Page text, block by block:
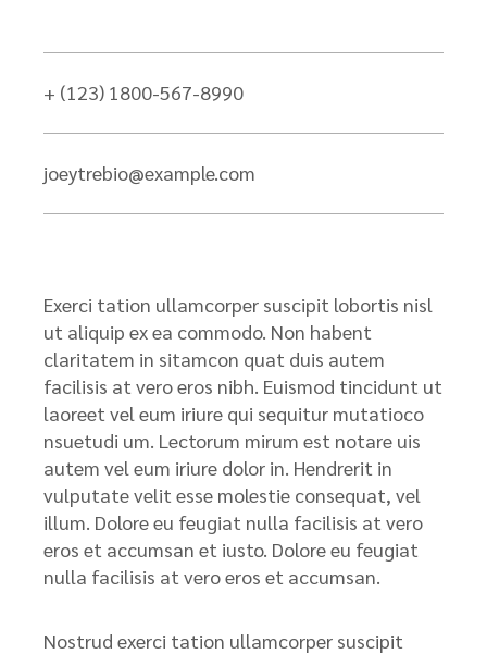
+ (123) 1800-567-8990
joeytrebio@example.com
Exerci tation ullamcorper suscipit lobortis nisl
ut aliquip ex ea commodo. Non habent
claritatem in sitamcon quat duis autem
facilisis at vero eros nibh. Euismod tincidunt ut
laoreet vel eum iriure qui sequitur mutatioco
nsuetudi um. Lectorum mirum est notare uis
autem vel eum iriure dolor in. Hendrerit in
vulputate velit esse molestie consequat, vel
illum. Dolore eu feugiat nulla facilisis at vero
eros et accumsan et iusto. Dolore eu feugiat
nulla facilisis at vero eros et accumsan.
Nostrud exerci tation ullamcorper suscipit